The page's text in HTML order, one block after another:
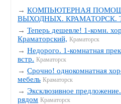
→КОМПЬЮТЕРНАЯ
ВЫХОДНЫХ. КРАМАТОРСК.
→Теперь дешевле! 1-комн.
Краматорский, Краматорск
→Недорого. 1-комнатная
встр. Краматорск
→Срочно! однокомнатная
мебель Краматорск
→Эксклюзивное
рядом Краматорск